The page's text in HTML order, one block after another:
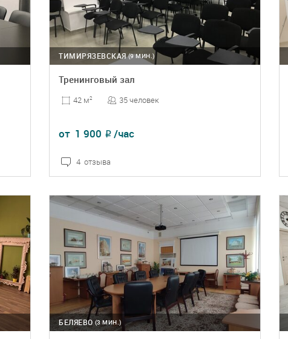
(9 МИН.)
ТИМИРЯЗЕВСКАЯ
Тренинговый зал
42 м2 35 человек
от 1 900 ₽ /час
4 отзыва
(3 МИН.)
БЕЛЯЕВО